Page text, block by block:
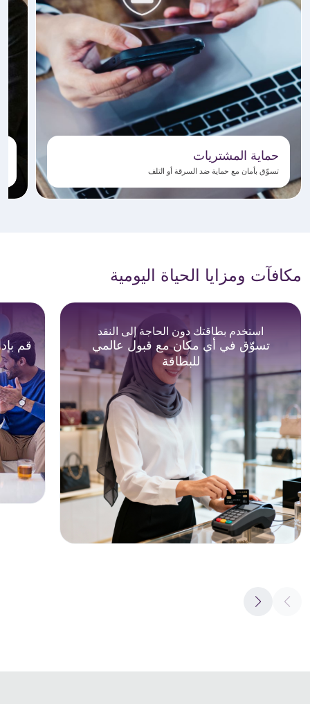
حماية المشتريات
تسوّق بأمان مع حماية ضد السرقة أو التلف
مكافآت ومزايا الحياة اليومية
استخدم بطاقتك دون الحاجة إلى النقد
تسوّق في أي مكان مع قبول عالمي
للبطاقة
قم